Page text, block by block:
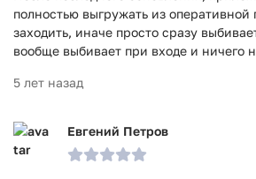
полностью выгружать из оперативной
заходить, иначе просто сразу
вообще выбивает при входе и ничего
5 лет назад
Евгений Петров